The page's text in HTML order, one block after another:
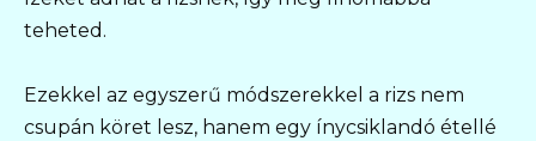
teheted.
Ezekkel az egyszerű módszerekkel a rizs nem
csupán köret lesz, hanem egy ínycsiklandó étellé